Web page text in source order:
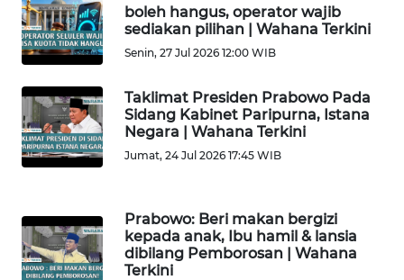
boleh hangus, operator wajib
sediakan pilihan | Wahana Terkini
Senin, 27 Jul 2026 12:00 WIB
Taklimat Presiden Prabowo Pada
Sidang Kabinet Paripurna, Istana
Negara | Wahana Terkini
Jumat, 24 Jul 2026 17:45 WIB
Prabowo: Beri makan bergizi
kepada anak, Ibu hamil & lansia
dibilang Pemborosan | Wahana
Terkini
WN
GORONTALO
WN
SULUT
WN
WN
MALUT